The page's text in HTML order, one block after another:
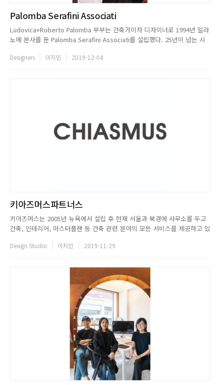
Palomba Serafini Associati
Ludovica+Roberto Palomba 부부는 건축가이자 디자이너로 1994년 밀라
노에 본사를 둔 Palomba Serafini Associati를 설립했다. 25년이 넘는 시
다. 스튜디오는 건축, 인테리어, 가구 디자인, 예술 커뮤니케이션, 마케팅 등
Designers 이지민 2019-12-04
키아즈머스파트너스
키아즈머스는 2005년 뉴욕에서 설립 후 현재 서울과 북경에 사무소를 두고
건축, 인테리어, 마스터플랜 등 건축 관련 분야의 모든 서비스를 제공하고 있
당선되어 오페라하우스와 음악대학을 설계했으며, 2011년 Forests
Design Studio 이지민 2019-11-29